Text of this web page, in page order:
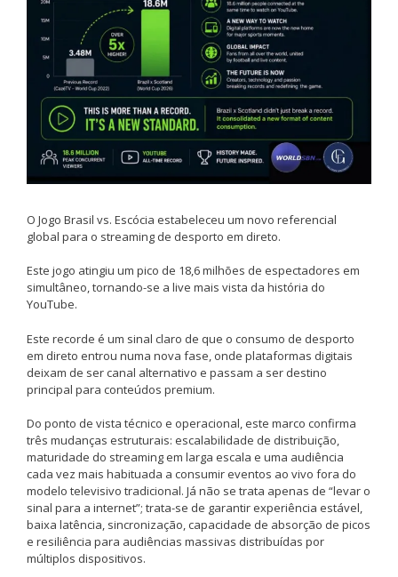
O Jogo Brasil vs. Escócia estabeleceu um novo referencial
global para o streaming de desporto em direto.
Este jogo atingiu um pico de 18,6 milhões de espectadores em
simultâneo, tornando-se a live mais vista da história do
YouTube.
Este recorde é um sinal claro de que o consumo de desporto
em direto entrou numa nova fase, onde plataformas digitais
deixam de ser canal alternativo e passam a ser destino
principal para conteúdos premium.
Do ponto de vista técnico e operacional, este marco confirma
três mudanças estruturais: escalabilidade de distribuição,
maturidade do streaming em larga escala e uma audiência
cada vez mais habituada a consumir eventos ao vivo fora do
modelo televisivo tradicional. Já não se trata apenas de “levar o
sinal para a internet”; trata-se de garantir experiência estável,
baixa latência, sincronização, capacidade de absorção de picos
e resiliência para audiências massivas distribuídas por
múltiplos dispositivos.